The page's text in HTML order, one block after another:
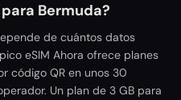
Bermuda?
de cuántos datos
eSIM Ahora ofrece planes
código QR en unos 30
Un plan de 3 GB para